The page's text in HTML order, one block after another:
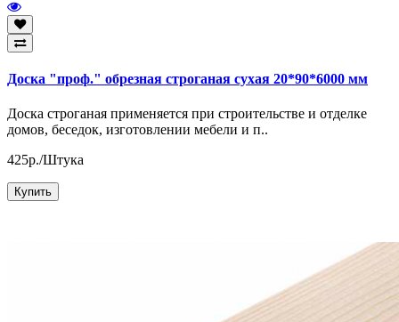
Доска "проф." обрезная строганая сухая 20*90*6000 мм
Доска строганая применяется при строительстве и отделке
домов, беседок, изготовлении мебели и п..
425р./Штука
Купить